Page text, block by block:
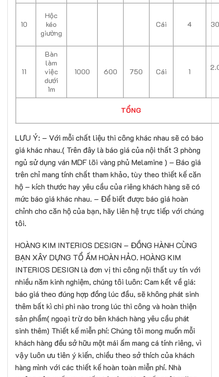
10
Hộc
kéo
giường
Cái 4
11
Bàn
làm
việc
dưới
1m
1000 600 750 Cái 1
TỔNG
LƯU Ý: – Với mỗi chất liệu thi công khác nhau sẽ có báo
giá khác nhau.( Trên đây là báo giá của nội thất 3 phòng
ngủ sử dụng ván MDF lõi vàng phủ Melamine ) – Báo giá
trên chỉ mang tính chất tham khảo, tùy theo thiết kế căn
hộ – kích thước hay yêu cầu của riêng khách hàng sẽ có
mức báo giá khác nhau. – Để biết được báo giá hoàn
chỉnh cho căn hộ của bạn, hãy liên hệ trực tiếp với chúng
tôi.
HOÀNG KIM INTERIOS DESIGN – ĐỒNG HÀNH CÙNG
BẠN XÂY DỰNG TỔ ẤM HOÀN HẢO. HOÀNG KIM
INTERIOS DESIGN là đơn vị thi công nội thất uy tín với
nhiều năm kinh nghiệm, chúng tôi luôn: Cam kết về giá:
báo giá theo đúng hợp đồng lúc đầu, sẽ không phát sinh
thêm bất kì chi phi nào trong lúc thi công và hoàn thiện
sản phẩm( ngoại trừ do bên khách hàng yêu cầu phát
sinh thêm) Thiết kế miễn phí: Chúng tôi mong muốn mỗi
khách hàng đều sở hữu một mái ấm mang cá tính riêng, vì
vậy luôn ưu tiên ý kiến, chiều theo sở thích của khách
hàng mình với các thiết kế hoàn toàn miễn phí. Nhà